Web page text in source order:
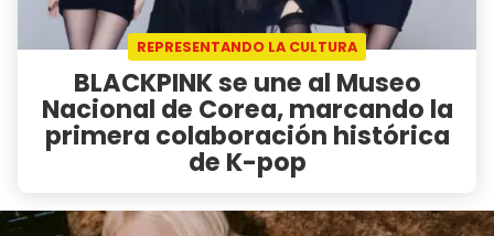
REPRESENTANDO LA CULTURA
BLACKPINK se une al Museo
Nacional de Corea, marcando la
primera colaboración histórica
de K-pop